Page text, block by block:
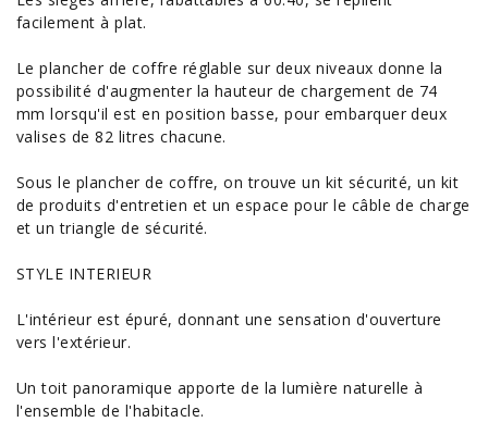
facilement à plat.
Le plancher de coffre réglable sur deux niveaux donne la
possibilité d'augmenter la hauteur de chargement de 74
mm lorsqu'il est en position basse, pour embarquer deux
valises de 82 litres chacune.
Sous le plancher de coffre, on trouve un kit sécurité, un kit
de produits d'entretien et unespace pour le câble de charge
et un triangle de sécurité.
STYLE INTERIEUR
L'intérieur est épuré, donnant une sensation d'ouverture
vers l'extérieur.
Un toit panoramique apporte de la lumière naturelle à
l'ensemble de l'habitacle.